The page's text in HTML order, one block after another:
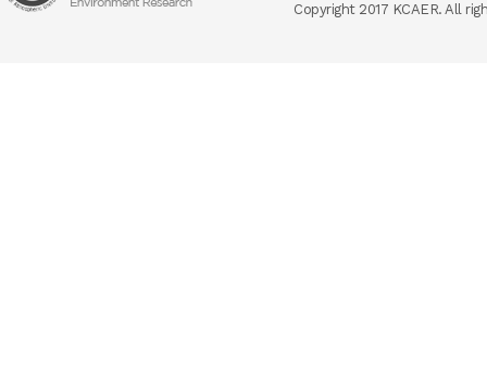
Copyright 2017 KCAER. All